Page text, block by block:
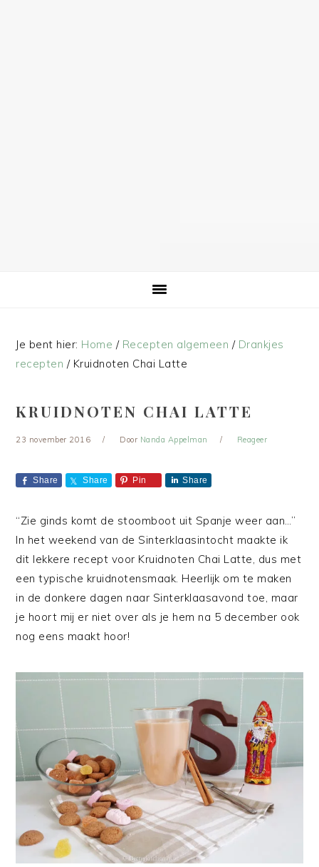
Je bent hier: Home / Recepten algemeen / Drankjes
recepten /Kruidnoten Chai Latte
KRUIDNOTEN CHAI LATTE
23 november 2016 Door Nanda Appelman Reageer
Share Share Pin Share
“Zie ginds komt de stoomboot uit Spanje weer aan…”
In het weekend van de Sinterklaasintocht maakte ik
dit lekkere recept voor Kruidnoten Chai Latte, dus met
een typische kruidnotensmaak. Heerlijk om te maken
in de donkere dagen naar Sinterklaasavond toe, maar
je hoort mij er niet over als je hem na 5 december ook
nog eens maakt hoor!